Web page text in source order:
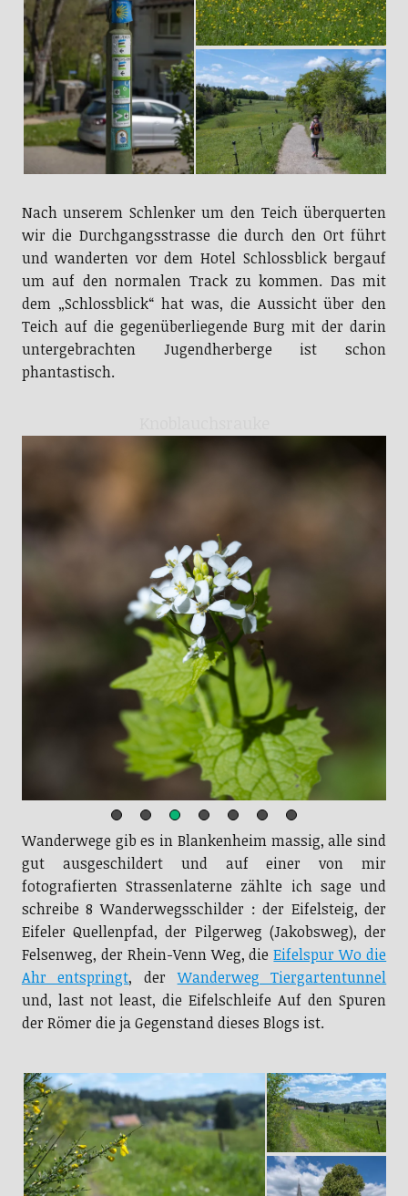
Nach unserem Schlenker um den Teich überquerten
wir die Durchgangsstrasse die durch den Ort führt
und wanderten vor dem Hotel Schlossblick bergauf
um auf den normalen Track zu kommen. Das mit
dem „Schlossblick“ hat was, die Aussicht über den
Teich auf die gegenüberliegende Burg mit der darin
untergebrachten Jugendherberge ist schon
phantastisch.
Wanderwege gib es in Blankenheim massig, alle sind
gut ausgeschildert und auf einer von mir
fotografierten Strassenlaterne zählte ich sage und
schreibe 8 Wanderwegsschilder : der Eifelsteig, der
Eifeler Quellenpfad, der Pilgerweg (Jakobsweg), der
Felsenweg, der Rhein-Venn Weg, dieEifelspur Wo die
Ahr entspringt, derWanderweg Tiergartentunnel
und, last not least, die Eifelschleife Auf den Spuren
der Römer die ja Gegenstand dieses Blogs ist.